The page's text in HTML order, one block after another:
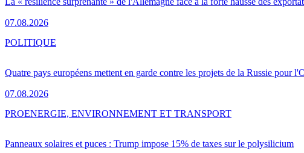
07.08.2026
Quatre pays européens mettent en garde contre les projets de la Russie pour
07.08.2026
POLITIQUE
Panneaux solaires et puces : Trump impose 15% de taxes sur le polysilicium
PROENERGIE, ENVIRONNEMENT ET TRANSPORT